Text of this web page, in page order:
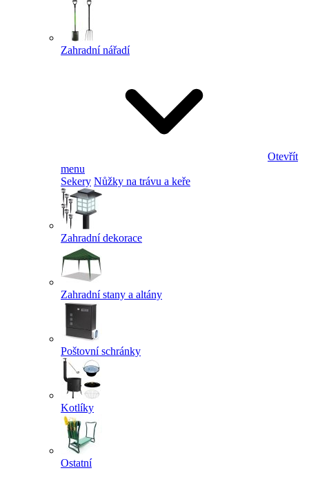
Zahradní nářadí
Otevřít
menu
Sekery Nůžky na trávu a keře
Zahradní dekorace
Zahradní stany a altány
Poštovní schránky
Kotlíky
Ostatní